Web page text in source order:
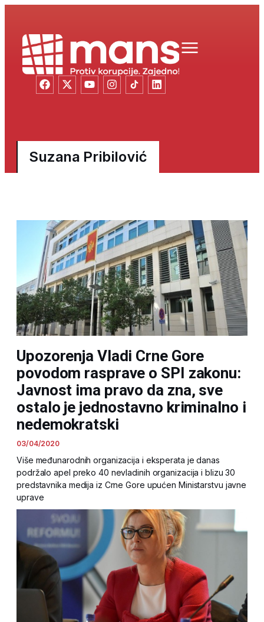
Suzana Pribilović
Upozorenja Vladi Crne Gore
povodom rasprave o SPI zakonu:
Javnost ima pravo da zna, sve
ostalo je jednostavno kriminalno i
nedemokratski
03/04/2020
Više međunarodnih organizacija i eksperata je danas
podržalo apel preko 40 nevladinih organizacija i blizu 30
predstavnika medija iz Crne Gore upućen Ministarstvu javne
uprave